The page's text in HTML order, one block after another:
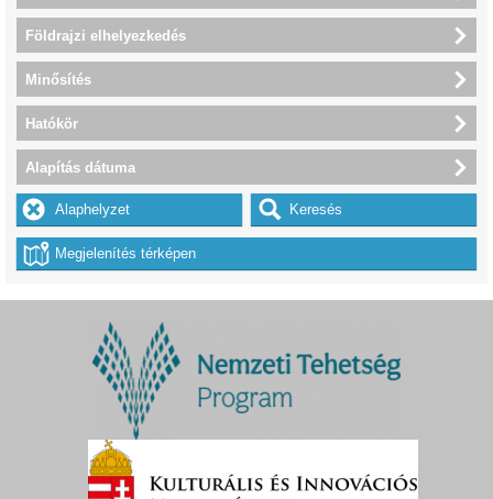
Földrajzi elhelyezkedés
Minősítés
Hatókör
Alapítás dátuma